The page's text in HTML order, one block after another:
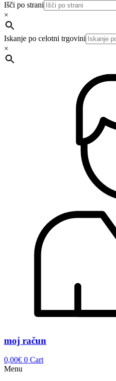
Išči po strani
×
Iskanje po celotni trgovini
×
moj račun
0,00€ 0 Cart
Menu